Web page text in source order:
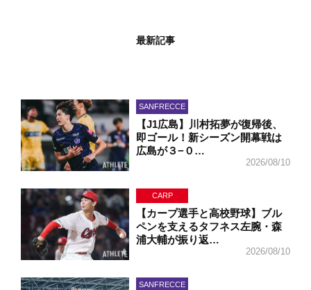
最新記事
SANFRECCE
【J1広島】川村拓夢が復帰後、
即ゴール！新シーズン開幕戦は
広島が３−０…
2026/08/10
CARP
【カープ選手と高校野球】ブル
ペンを支えるタフネス左腕・森
浦大輔が振り返…
2026/08/10
SANFRECCE